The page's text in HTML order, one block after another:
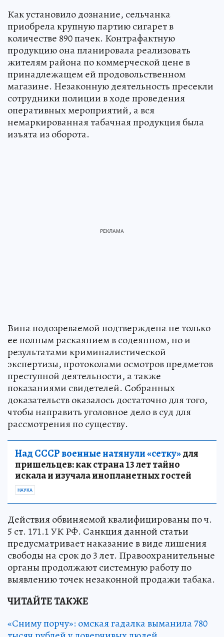
Как установило дознание, сельчанка
приобрела крупную партию сигарет в
количестве 890 пачек. Контрафактную
продукцию она планировала реализовать
жителям района по коммерческой цене в
принадлежащем ей продовольственном
магазине. Незаконную деятельность пресекли
сотрудники полиции в ходе проведения
оперативных мероприятий, а вся
немаркированная табачная продукция была
изъята из оборота.
Вина подозреваемой подтверждена не только
ее полным раскаянием в содеянном, но и
результатами криминалистической
экспертизы, протоколами осмотров предметов
преступной деятельности, а также
показаниями свидетелей. Собранных
доказательств оказалось достаточно для того,
чтобы направить уголовное дело в суд для
рассмотрения по существу.
Над СССР военные натянули «сетку»для
пришельцев: как страна 13 лет тайно
искала и изучала инопланетных гостей
НАУКА
Действия обвиняемой квалифицированы по ч.
5 ст. 171.1 УК РФ. Санкция данной статьи
предусматривает наказание в виде лишения
свободы на срок до 3 лет. Правоохранительные
органы продолжают системную работу по
выявлению точек незаконной продажи табака.
ЧИТАЙТЕ ТАКЖЕ
«Сниму порчу»: омская гадалка выманила 780